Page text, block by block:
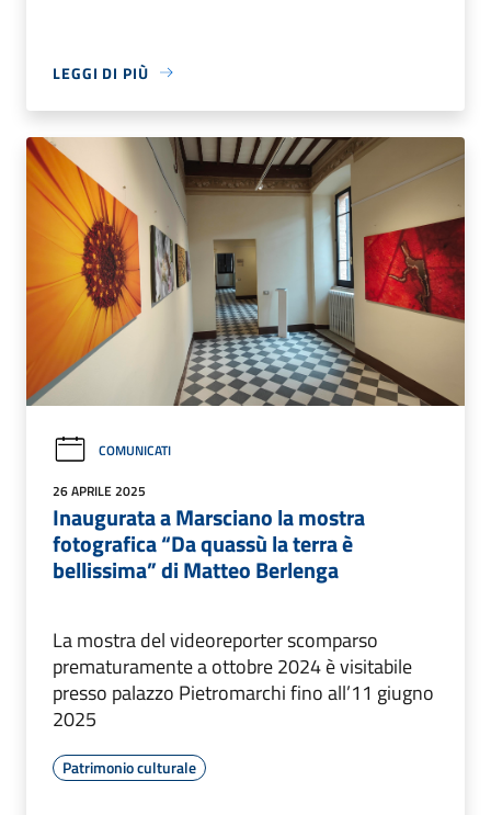
LEGGI DI PIÙ
COMUNICATI
26 APRILE 2025
Inaugurata a Marsciano la mostra
fotografica “Da quassù la terra è
bellissima” di Matteo Berlenga
La mostra del videoreporter scomparso
prematuramente a ottobre 2024 è visitabile
presso palazzo Pietromarchi fino all’11 giugno
2025
Patrimonio culturale